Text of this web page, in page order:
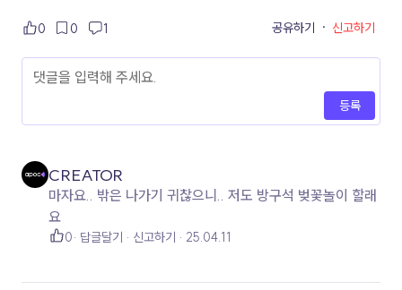
0 0 1 공유하기 · 신고하기
등록
CREATOR
마자요.. 밖은 나가기 귀찮으니.. 저도 방구석 벚꽃놀이 할래
요
0 답글달기 신고하기 25.04.11